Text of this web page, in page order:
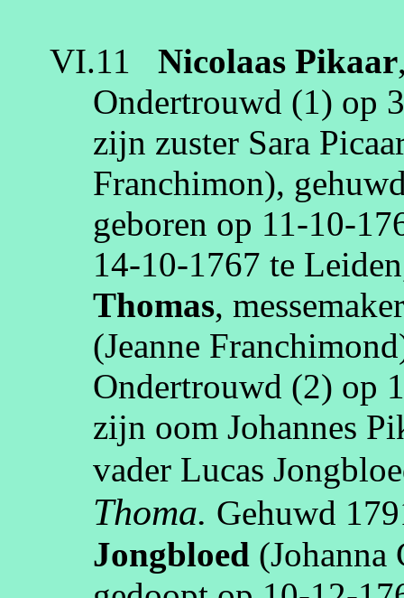
VI.11 Nicolaas Pikaar
Ondertrouwd (1) op
zijn zuster Sara
Franchimon),
geboren op
14‑10‑1767 te Leiden
Thomas,
(Jeanne Franchimond
Ondertrouwd (2) op
zijn oom Johannes
vader Lucas
Thoma. Gehuwd
Jongbloed (Johanna